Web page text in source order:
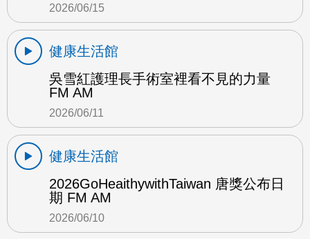
2026/06/15
健康生活館
吳雪紅護理長手術室裡看不見的力量
FM AM
2026/06/11
健康生活館
2026GoHeaithywithTaiwan 唐獎公布日
期 FM AM
2026/06/10